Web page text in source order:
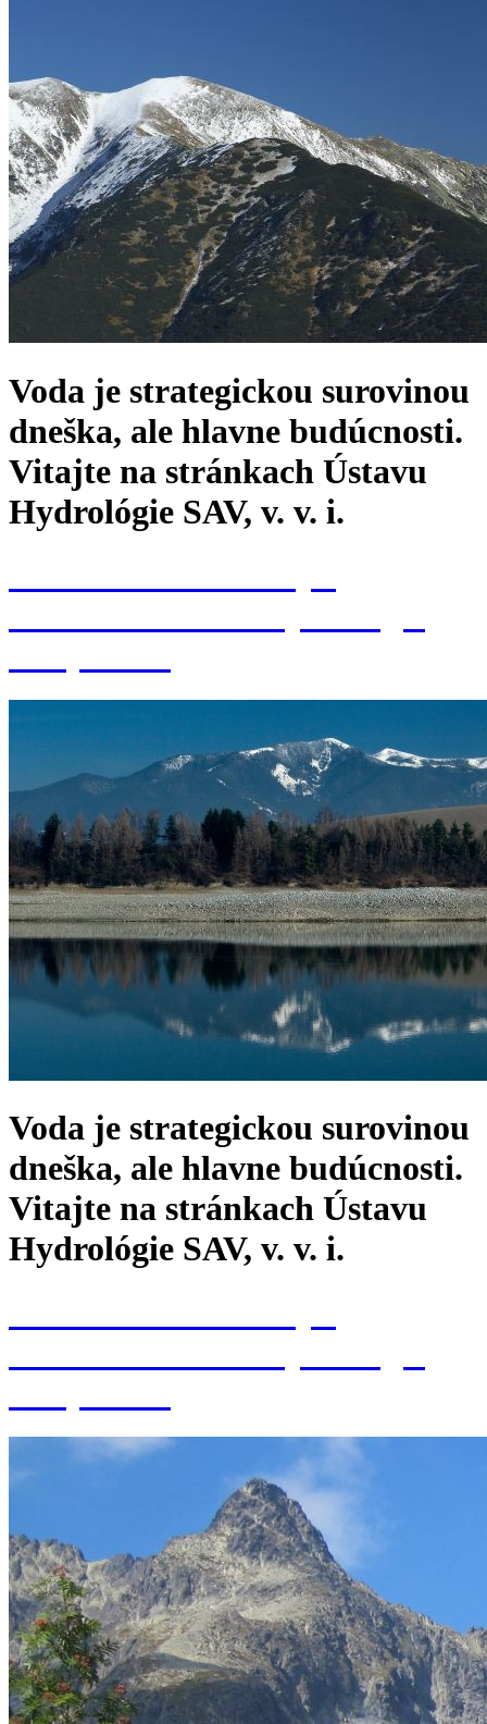
Voda je strategickou surovinou
dneška, ale hlavne budúcnosti.
Vitajte na stránkach Ústavu
Hydrológie SAV, v. v. i.
Voda je strategickou surovinou
dneška, ale hlavne budúcnosti.
Vitajte na stránkach Ústavu
Hydrológie SAV, v. v. i.